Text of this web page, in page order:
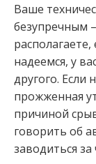
Ваше
безупречным
надеемся, у
другого. Если
прожженная
причиной
говорить об
заводиться